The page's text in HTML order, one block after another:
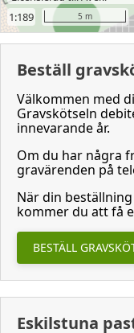
Beställ
Välkommen med
Gravskötseln
innevarande år.
Om du har några
gravärenden på
När din
kommer du att få
BESTÄLL
Eskilstuna